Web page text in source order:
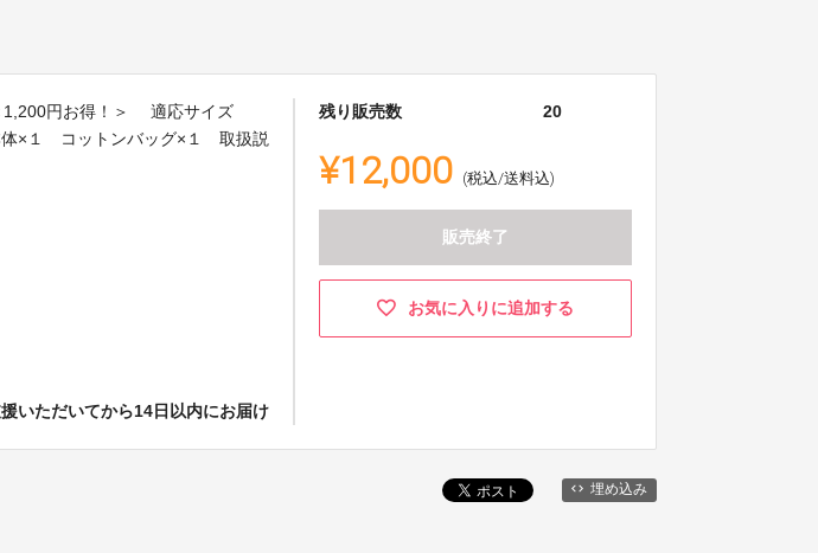
1,200円お得！＞ 適応サイズ
×１ コットンバッグ×１ 取扱説
いただいてから14日以内にお届け
残り販売数 20
¥12,000 (税込/送料込)
販売終了
お気に入りに追加する
埋め込み